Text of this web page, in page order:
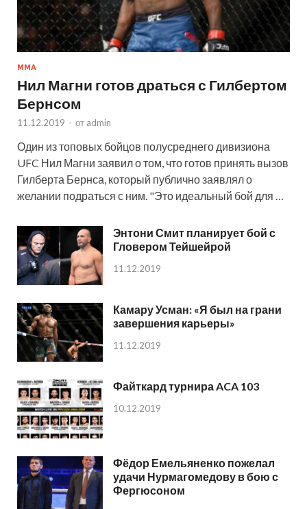
MMA
Нил Магни готов драться с Гилбертом
Бернсом
11.12.2019 - от admin
Один из топовых бойцов полусреднего дивизиона
UFC Нил Магни заявил о том, что готов принять вызов
Гилберта Бернса, который публично заявлял о
желании подраться с ним. "Это идеальный бой для …
Энтони Смит планирует бой с
Гловером Тейшейрой
11.12.2019
Камару Усман: «Я был на грани
завершения карьеры»
11.12.2019
Файткард турнира ACA 103
10.12.2019
Фёдор Емельяненко пожелал
удачи Нурмагомедову в бою с
Фергюсоном